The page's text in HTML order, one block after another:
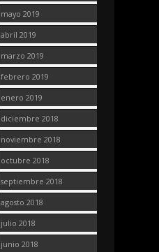
mayo 2019
abril 2019
marzo 2019
febrero 2019
enero 2019
diciembre 2018
noviembre 2018
octubre 2018
septiembre 2018
agosto 2018
julio 2018
junio 2018